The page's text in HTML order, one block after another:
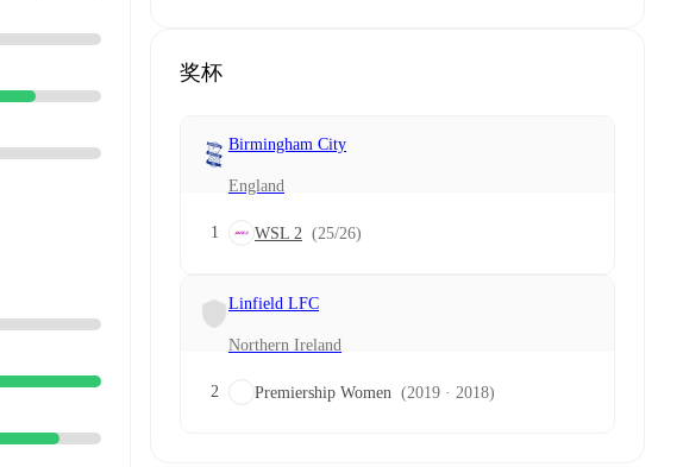
奖杯
Birmingham City
England
1 WSL 2 (25/26)
Linfield LFC
Northern Ireland
2 Premiership Women (2019 · 2018)